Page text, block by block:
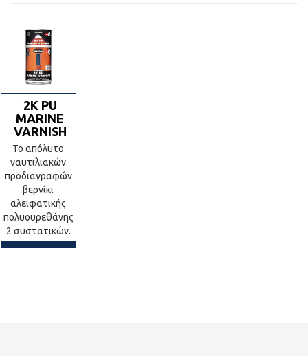
2K PU
MARINE
VARNISH
Το απόλυτο
ναυτιλιακών
προδιαγραφών
βερνίκι
αλειφατικής
πολυουρεθάνης
2 συστατικών.